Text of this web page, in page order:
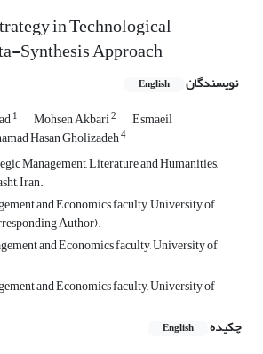
in Technological
Synthesis Approach
نویسندگان English
1 Mohsen Akbari2 Esmaeil
Hasan Gholizadeh4
Management, Literature and Humanities,
Iran.
and Economics faculty, University of
Author).
and Economics faculty, University of
and Economics faculty, University of
چکیده
English